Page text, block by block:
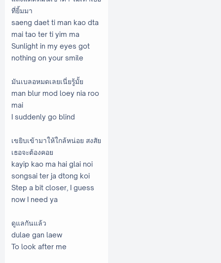
ที่ยิ้มมา
saeng daet ti man kao dta
mai tao ter ti yim ma
Sunlight in my eyes got
nothing on your smile
มันเบลอหมดเลยเนี่ยรู้มั้ย
man blur mod loey nia roo
mai
I suddenly go blind
เขยิบเข้ามาให้ใกล้หน่อย สงสัย
เธอจะต้องคอย
kayip kao ma hai glai noi
songsai ter ja dtong koi
Step a bit closer, I guess
now I need ya
ดูแลกันแล้ว
dulae gan laew
To look after me